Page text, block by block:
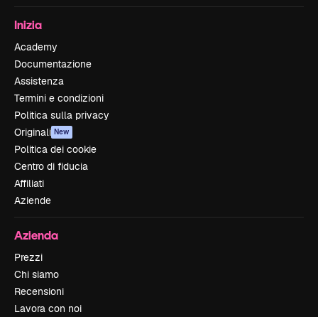
Inizia
Academy
Documentazione
Assistenza
Termini e condizioni
Politica sulla privacy
Originali New
Politica dei cookie
Centro di fiducia
Affiliati
Aziende
Azienda
Prezzi
Chi siamo
Recensioni
Lavora con noi